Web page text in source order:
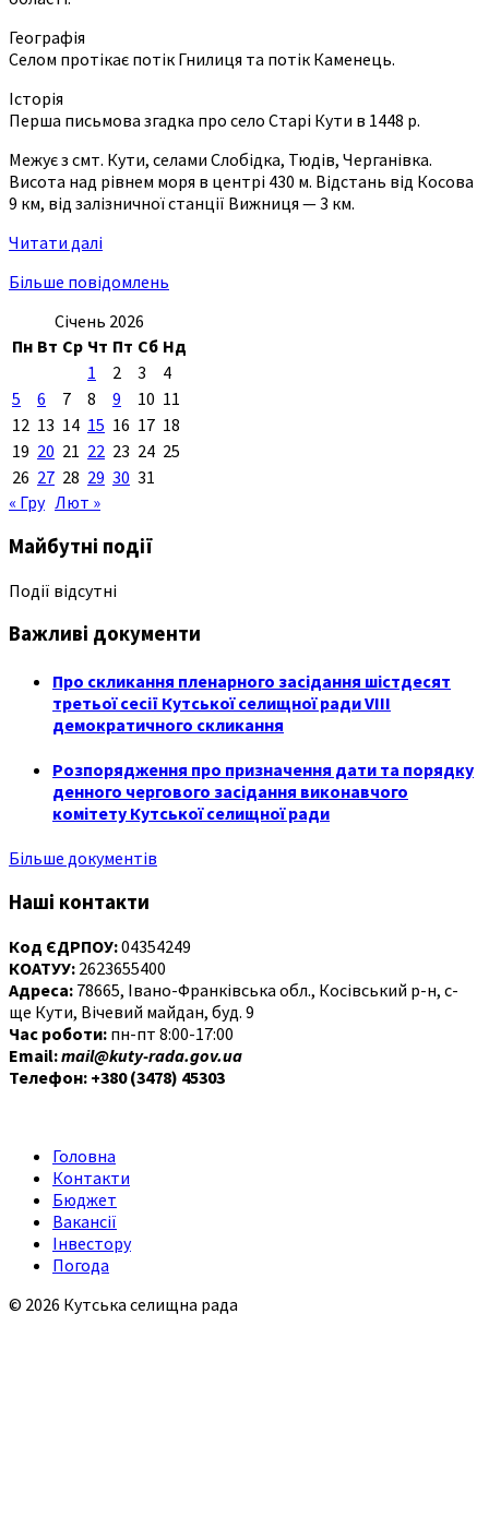
Географія
Селом протікає потік Гнилиця та потік Каменець.
Історія
Перша письмова згадка про село Старі Кути в 1448 р.
Межує з смт. Кути, селами Слобідка, Тюдів, Черганівка.
Висота над рівнем моря в центрі 430 м. Відстань від Косова
9 км, від залізничної станції Вижниця — 3 км.
Читати далі
Більше повідомлень
Січень 2026
Пн Вт Ср Чт Пт Сб Нд
1
2 3
4
5
6 7 8 9 10 11
12 13 14 15 16 17 18
19 20 21 22 23 24 25
26 27 28 29 30 31
« Гру Лют »
Майбутні події
Події відсутні
Важливі документи
Про скликання пленарного засідання шістдесят
третьої сесії Кутської селищної ради VIII
демократичного скликання
Розпорядження про призначення дати та порядку
денного чергового засідання виконавчого
комітету Кутської селищної ради
Більше документів
Наші контакти
Код ЄДРПОУ:04354249
КОАТУУ: 2623655400
Адреса: 78665, Івано-Франківська обл., Косівський р-н, с-
ще Кути, Вічевий майдан, буд. 9
Час роботи: пн-пт 8:00-17:00
Email:mail@kuty-rada.gov.ua
Телефон: +380 (3478) 45303
Головна
Контакти
Бюджет
Вакансії
Інвестору
Погода
© 2026 Кутська селищна рада